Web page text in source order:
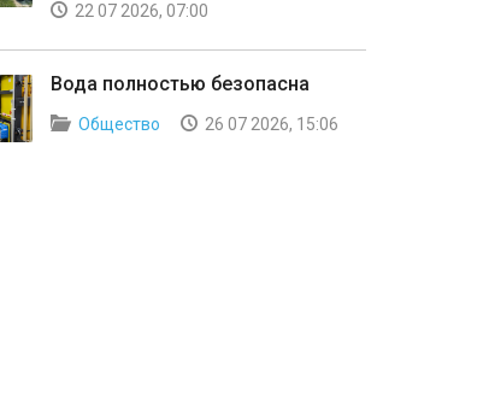
22 07 2026, 07:00
Вода полностью безопасна
Общество 26 07 2026, 15:06